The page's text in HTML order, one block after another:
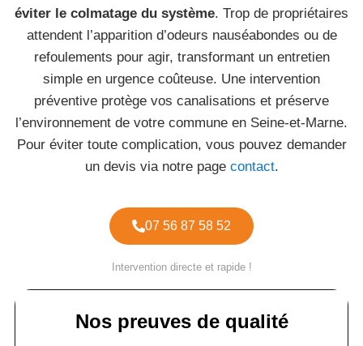
éviter le colmatage du système. Trop de propriétaires
attendent l’apparition d’odeurs nauséabondes ou de
refoulements pour agir, transformant un entretien
simple en urgence coûteuse. Une intervention
préventive protège vos canalisations et préserve
l’environnement de votre commune en Seine-et-Marne.
Pour éviter toute complication, vous pouvez demander
un devis via notre page contact.
07 56 87 58 52
Intervention directe et rapide !
Nos preuves de qualité